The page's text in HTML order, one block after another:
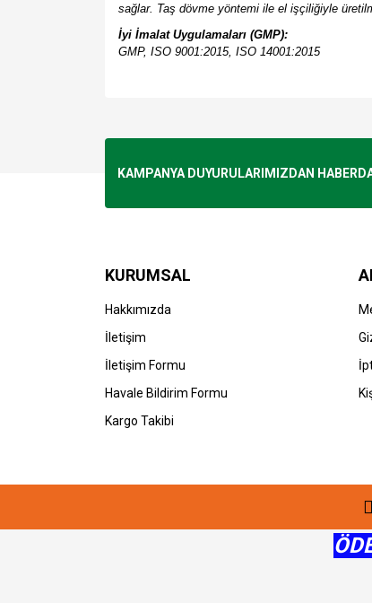
sağlar. Taş dövme yöntemi ile el işçiliğiyle
İyi İmalat Uygulamaları (GMP):
GMP, ISO 9001:2015, ISO 14001:2015
Ürün resmi kalitesiz, bozuk veya
Bu ürüne benzer farklı alternatifler olmalı.
KAMPANYA DUYURULARIMIZDAN
KURUMSAL
Hakkımızda
İletişim
İletişim Formu
Havale Bildirim Formu
Kargo Takibi